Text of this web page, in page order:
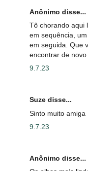
Anônimo disse...
Tô chorando aqui
em sequência,
em seguida. Que
encontrar de
9.7.23
Suze disse...
Sinto muito
9.7.23
Anônimo disse...